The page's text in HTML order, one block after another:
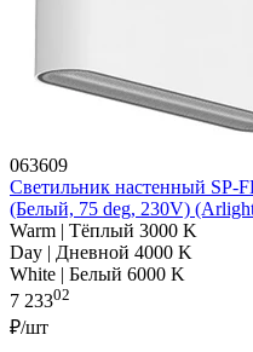
063609
Светильник настенный SP-
(Белый, 75 deg, 230V)
Warm | Тёплый 3000 K
Day | Дневной 4000 K
White | Белый 6000 K
7 23302
₽/шт